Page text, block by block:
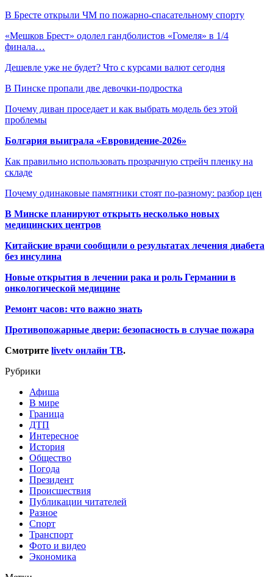
В Бресте открыли ЧМ по пожарно-спасательному спорту
«Мешков Брест» одолел гандболистов «Гомеля» в 1/4
финала…
Дешевле уже не будет? Что с курсами валют сегодня
В Пинске пропали две девочки-подростка
Почему диван проседает и как выбрать модель без этой
проблемы
Болгария выиграла «Евровидение-2026»
Как правильно использовать прозрачную стрейч пленку на
складе
Почему одинаковые памятники стоят по-разному: разбор цен
В Минске планируют открыть несколько новых
медицинских центров
Китайские врачи сообщили о результатах лечения диабета
без инсулина
Новые открытия в лечении рака и роль Германии в
онкологической медицине
Ремонт часов: что важно знать
Противопожарные двери: безопасность в случае пожара
Смотрите livetv онлайн ТВ.
Рубрики
Афиша
В мире
Граница
ДТП
Интересное
История
Общество
Погода
Президент
Происшествия
Публикации читателей
Разное
Спорт
Транспорт
Фото и видео
Экономика